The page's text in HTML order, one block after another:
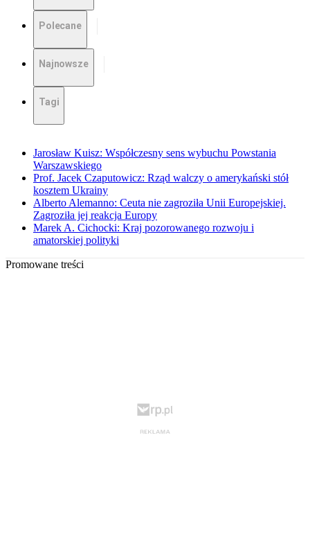
Polecane
Najnowsze
Tagi
Jarosław Kuisz: Współczesny sens wybuchu Powstania
Warszawskiego
Prof. Jacek Czaputowicz: Rząd walczy o amerykański stół
kosztem Ukrainy
Alberto Alemanno: Ceuta nie zagroziła Unii Europejskiej.
Zagroziła jej reakcja Europy
Marek A. Cichocki: Kraj pozorowanego rozwoju i
amatorskiej polityki
Promowane treści